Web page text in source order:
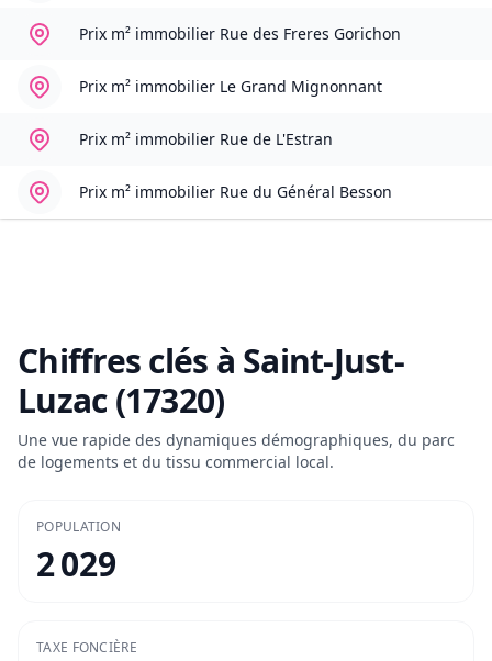
Prix m² immobilier Rue des Freres Gorichon
Prix m² immobilier Le Grand Mignonnant
Prix m² immobilier Rue de L'Estran
Prix m² immobilier Rue du Général Besson
Chiffres clés à Saint-Just-
Luzac (17320)
Une vue rapide des dynamiques démographiques, du parc
de logements et du tissu commercial local.
POPULATION
2 029
TAXE FONCIÈRE